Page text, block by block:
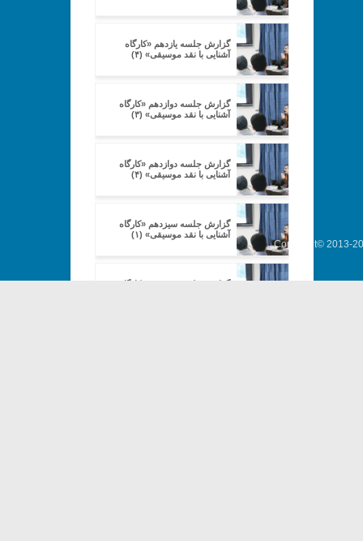
گزارش جلسه یازدهم «کارگاه
آشنایی با نقد موسیقی» (۴)
گزارش جلسه دوازدهم «کارگاه
آشنایی با نقد موسیقی» (۳)
گزارش جلسه دوازدهم «کارگاه
آشنایی با نقد موسیقی» (۴)
گزارش جلسه سیزدهم «کارگاه
آشنایی با نقد موسیقی» (۱)
گزارش جلسه سیزدهم «کارگاه
Copyright© 2013-